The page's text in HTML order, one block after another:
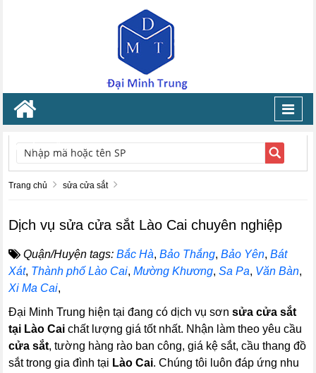
TÌM KIẾM
Trang chủ sửa cửa sắt
Dịch vụ sửa cửa sắt Lào Cai chuyên nghiệp
Quận/Huyện tags: Bắc Hà,Bảo Thắng,Bảo Yên,Bát
Xát, Thành phố Lào Cai,Mường Khương,Sa Pa, Văn Bàn,
Xi Ma Cai,
Đại Minh Trung hiện tại đang có dịch vụ sơn sửa cửa sắt
tại Lào Cai chất lượng giá tốt nhất. Nhận làm theo yêu cầu
cửa sắt, tường hàng rào ban công, giá kệ sắt, cầu thang đồ
sắt trong gia đình tại Lào Cai. Chúng tôi luôn đáp ứng nhu